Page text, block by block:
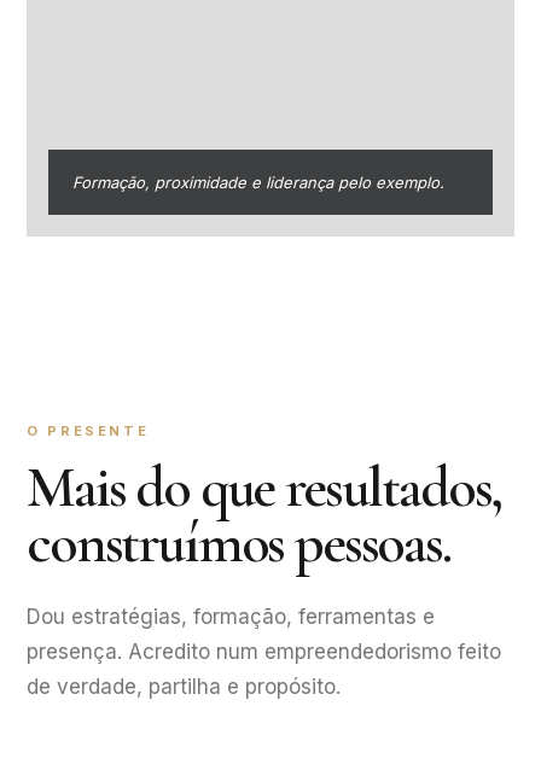
Formação, proximidade e liderança pelo exemplo.
O PRESENTE
Mais do que resultados,
construímos pessoas.
Dou estratégias, formação, ferramentas e
presença. Acredito num empreendedorismo feito
de verdade, partilha e propósito.